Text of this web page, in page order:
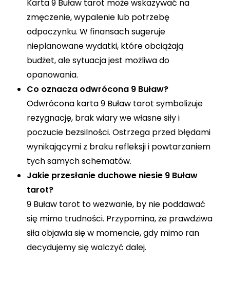
Karta 9 Buław tarot może wskazywać na
zmęczenie, wypalenie lub potrzebę
odpoczynku. W finansach sugeruje
nieplanowane wydatki, które obciążają
budżet, ale sytuacja jest możliwa do
opanowania.
Co oznacza odwrócona 9 Buław?
Odwrócona karta 9 Buław tarot symbolizuje
rezygnację, brak wiary we własne siły i
poczucie bezsilności. Ostrzega przed błędami
wynikającymi z braku refleksji i powtarzaniem
tych samych schematów.
Jakie przesłanie duchowe niesie 9 Buław
tarot?
9 Buław tarot to wezwanie, by nie poddawać
się mimo trudności. Przypomina, że prawdziwa
siła objawia się w momencie, gdy mimo ran
decydujemy się walczyć dalej.